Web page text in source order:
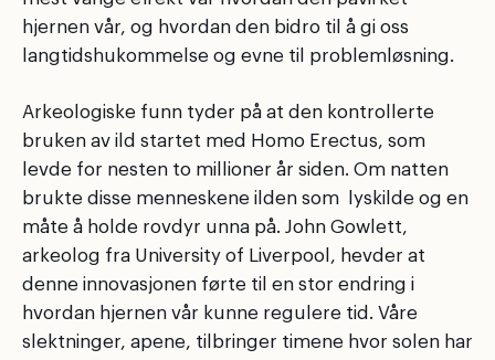
hjernen vår, og hvordan den bidro til å gi oss
langtidshukommelse og evne til problemløsning.
Arkeologiske funn tyder på at den kontrollerte
bruken av ild startet med Homo Erectus, som
levde for nesten to millioner år siden. Om natten
brukte disse menneskene ilden som lyskilde og en
måte å holde rovdyr unna på. John Gowlett,
arkeolog fra University of Liverpool, hevder at
denne innovasjonen førte til en stor endring i
hvordan hjernen vår kunne regulere tid. Våre
slektninger, apene, tilbringer timene hvor solen har